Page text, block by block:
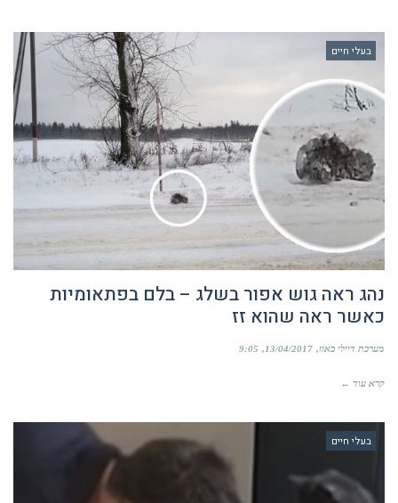
בעלי חיים
נהג ראה גוש אפור בשלג – בלם בפתאומיות
כאשר ראה שהוא זז
מערכת דיילי באזז 13/04/2017
9:05
קרא עוד ←
בעלי חיים